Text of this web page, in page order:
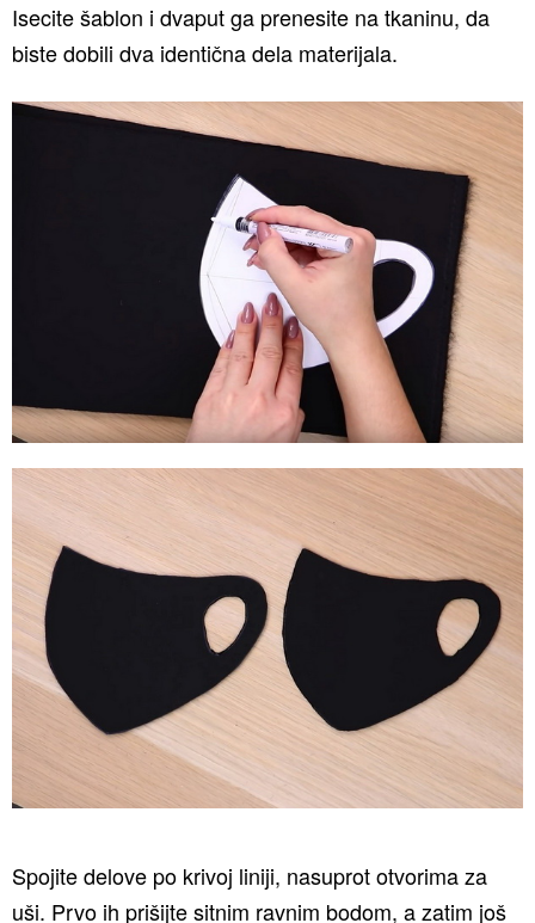
Isecite šablon i dvaput ga prenesite na tkaninu, da
biste dobili dva identična dela materijala.
Spojite delove po krivoj liniji, nasuprot otvorima za
uši. Prvo ih prišijte sitnim ravnim bodom, a zatim još